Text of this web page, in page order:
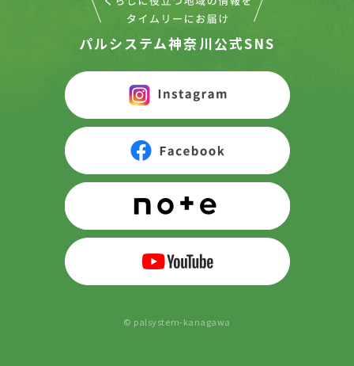
パルシステム神奈川公式SNS
© palsystem-kanagawa